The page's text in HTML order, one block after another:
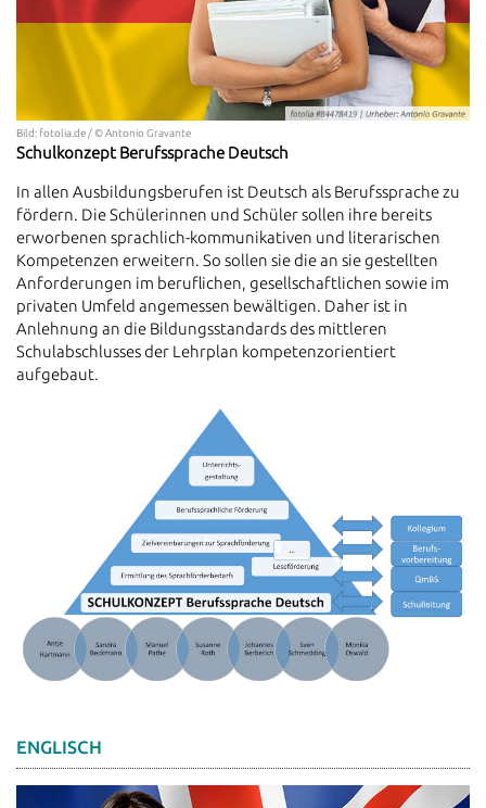
Bild: fotolia.de / © Antonio Gravante
Schulkonzept Berufssprache Deutsch
In allen Ausbildungsberufen ist Deutsch als Berufssprache zu
fördern. Die Schülerinnen und Schüler sollen ihre bereits
erworbenen sprachlich-kommunikativen und literarischen
Kompetenzen erweitern. So sollen sie die an sie gestellten
Anforderungen im beruflichen, gesellschaftlichen sowie im
privaten Umfeld angemessen bewältigen. Daher ist in
Anlehnung an die Bildungsstandards des mittleren
Schulabschlusses der Lehrplan kompetenzorientiert
aufgebaut.
ENGLISCH